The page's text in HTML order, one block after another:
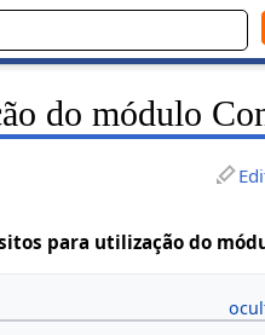
do módulo
para utilização do